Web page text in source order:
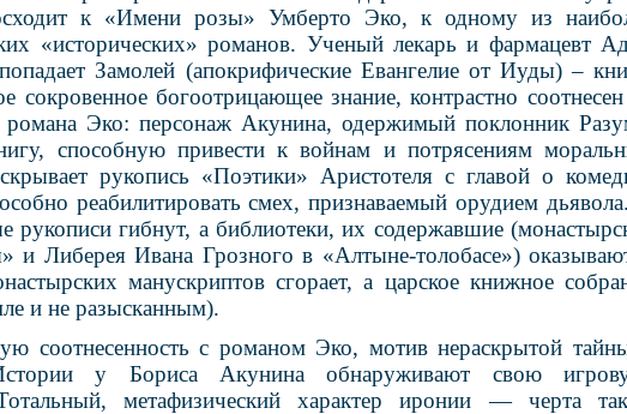
к «Имени розы» Умберто Эко, к одному из
«исторических» романов. Ученый лекарь и фармацевт
Замолей (апокрифические Евангелие от Иуды) –
сокровенное богоотрицающее знание, контрастно
Эко: персонаж Акунина, одержимый поклонник
способную привести к войнам и потрясениям
рукопись «Поэтики» Аристотеля с главой о
реабилитировать смех, признаваемый орудием
рукописи гибнут, а библиотеки, их содержавшие
Либерея Ивана Грозного в «Алтыне-толобасе»)
манускриптов сгорает, а царское книжное
и не разысканным).
соотнесенность с романом Эко, мотив нераскрытой
у Бориса Акунина обнаруживают свою
метафизический характер иронии — черта